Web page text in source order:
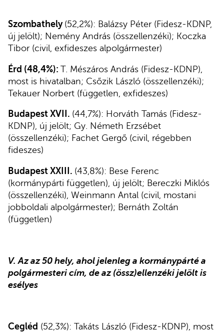
Szombathely (52,2%): Balázsy Péter (Fidesz-KDNP,
új jelölt); Nemény András (összellenzéki); Koczka
Tibor (civil, exfideszes alpolgármester)
Érd (48,4%): T. Mészáros András (Fidesz-KDNP),
most is hivatalban; Csőzik László (összellenzéki);
Tekauer Norbert (független, exfideszes)
Budapest XVII. (44,7%): Horváth Tamás (Fidesz-
KDNP), új jelölt; Gy. Németh Erzsébet
(összellenzéki); Fachet Gergő (civil, régebben
fideszes)
Budapest XXIII. (43,8%): Bese Ferenc
(kormánypárti független), új jelölt; Bereczki Miklós
(összellenzéki), Weinmann Antal (civil, mostani
jobboldali alpolgármester); Bernáth Zoltán
(független)
V. Az az 50 hely, ahol jelenleg a kormánypárté a
polgármesteri cím, de az (össz)ellenzéki jelölt is
esélyes
Cegléd (52,3%): Takáts László (Fidesz-KDNP), most